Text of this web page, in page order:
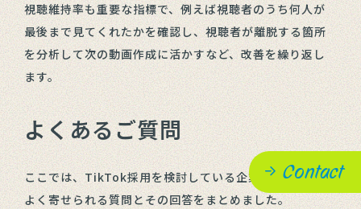
Contact
視聴維持率も重要な指標で、例えば視聴者のうち何人が
最後まで見てくれたかを確認し、視聴者が離脱する箇所
を分析して次の動画作成に活かすなど、改善を繰り返し
ます。
よくあるご質問
ここでは、TikTok採用を検討している企業の担当者から
よく寄せられる質問とその回答をまとめました。